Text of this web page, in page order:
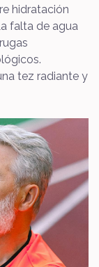
hidratación
falta de agua
tez radiante y